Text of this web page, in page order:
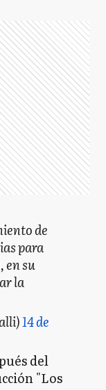
de
para
en su
la
14 de
del
"Los